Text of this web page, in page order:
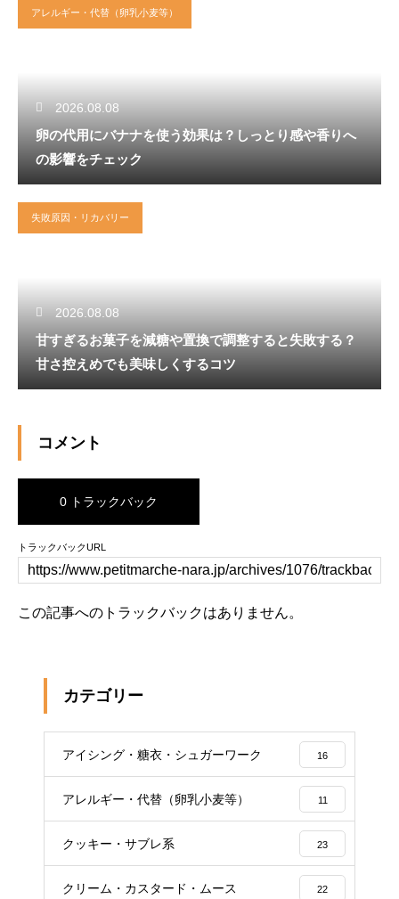
アレルギー・代替（卵乳小麦等）
2026.08.08
卵の代用にバナナを使う効果は？しっとり感や香りへ
の影響をチェック
失敗原因・リカバリー
2026.08.08
甘すぎるお菓子を減糖や置換で調整すると失敗する？
甘さ控えめでも美味しくするコツ
コメント
0 トラックバック
トラックバックURL
この記事へのトラックバックはありません。
カテゴリー
アイシング・糖衣・シュガーワーク 16
アレルギー・代替（卵乳小麦等） 11
クッキー・サブレ系 23
クリーム・カスタード・ムース 22